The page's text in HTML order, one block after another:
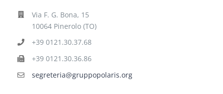
Via F. G. Bona, 15
10064 Pinerolo (TO)
+39 0121.30.37.68
+39 0121.30.36.86
segreteria@gruppopolaris.org